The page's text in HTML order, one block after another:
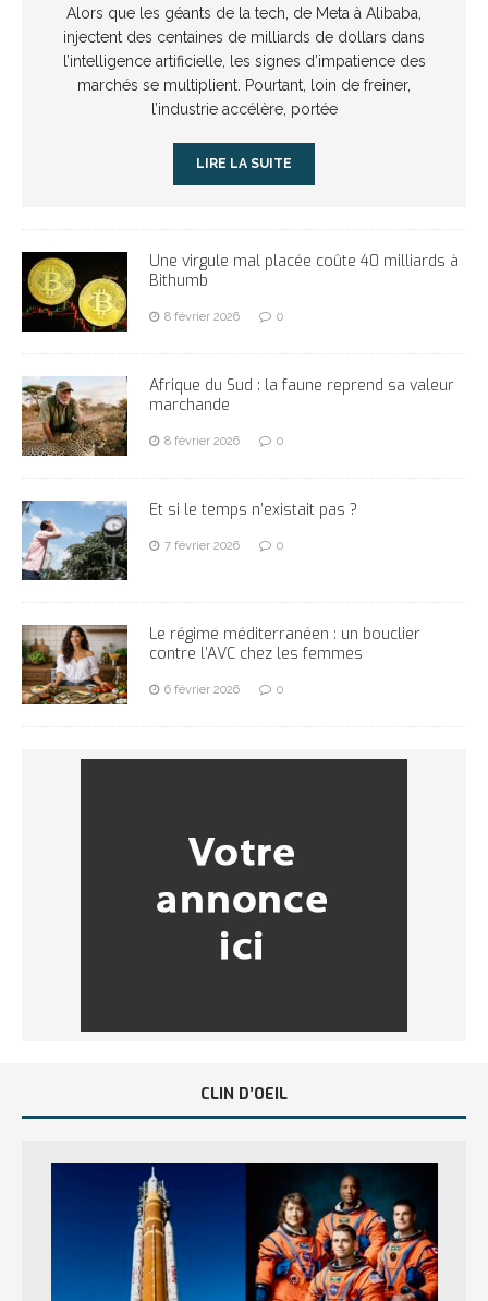
Alors que les géants de la tech, de Meta à Alibaba,
injectent des centaines de milliards de dollars dans
l’intelligence artificielle, les signes d’impatience des
marchés se multiplient. Pourtant, loin de freiner,
l’industrie accélère, portée
LIRE LA SUITE
Une virgule mal placée coûte 40 milliards à
Bithumb
8 février 2026 0
Afrique du Sud : la faune reprend sa valeur
marchande
8 février 2026 0
Et si le temps n’existait pas ?
7 février 2026 0
Le régime méditerranéen : un bouclier
contre l’AVC chez les femmes
6 février 2026 0
CLIN D’OEIL